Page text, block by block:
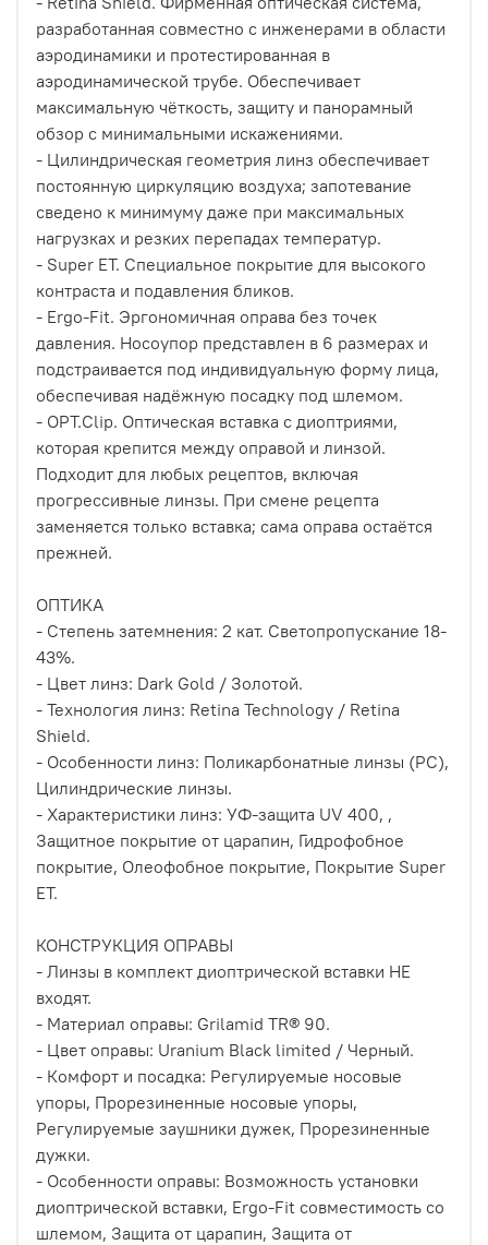
разработанная совместно с инженерами в области
аэродинамики и протестированная в
аэродинамической трубе. Обеспечивает
максимальную чёткость, защиту и панорамный
обзор с минимальными искажениями.
- Цилиндрическая геометрия линз обеспечивает
постоянную циркуляцию воздуха; запотевание
сведено к минимуму даже при максимальных
нагрузках и резких перепадах температур.
- Super ET. Специальное покрытие для высокого
контраста и подавления бликов.
- Ergo-Fit. Эргономичная оправа без точек
давления. Носоупор представлен в 6 размерах и
подстраивается под индивидуальную форму лица,
обеспечивая надёжную посадку под шлемом.
- OPT.Clip. Оптическая вставка с диоптриями,
которая крепится между оправой и линзой.
Подходит для любых рецептов, включая
прогрессивные линзы. При смене рецепта
заменяется только вставка; сама оправа остаётся
прежней.
ОПТИКА
- Степень затемнения: 2 кат. Cветопропускание 18-
43%.
- Цвет линз: Dark Gold / Золотой.
- Технология линз: Retina Technology / Retina
Shield.
- Особенности линз: Поликарбонатные линзы (PC),
Цилиндрические линзы.
- Характеристики линз: УФ-защита UV 400, ,
Защитное покрытие от царапин, Гидрофобное
покрытие, Олеофобное покрытие, Покрытие Super
ET.
КОНСТРУКЦИЯ ОПРАВЫ
- Линзы в комплект диоптрической вставки НЕ
входят.
- Материал оправы: Grilamid TR® 90.
- Цвет оправы: Uranium Black limited / Черный.
- Комфорт и посадка: Регулируемые носовые
упоры, Прорезиненные носовые упоры,
Регулируемые заушники дужек, Прорезиненные
дужки.
- Особенности оправы: Возможность установки
диоптрической вставки, Ergo-Fit совместимость со
шлемом, Защита от царапин, Защита от